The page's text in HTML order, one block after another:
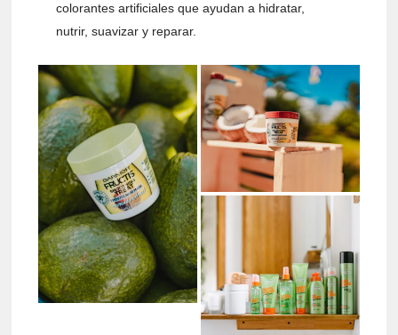
colorantes artificiales que ayudan a hidratar,
nutrir, suavizar y reparar.